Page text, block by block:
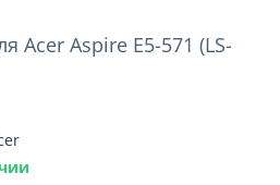
Acer Aspire E5-571 (LS-